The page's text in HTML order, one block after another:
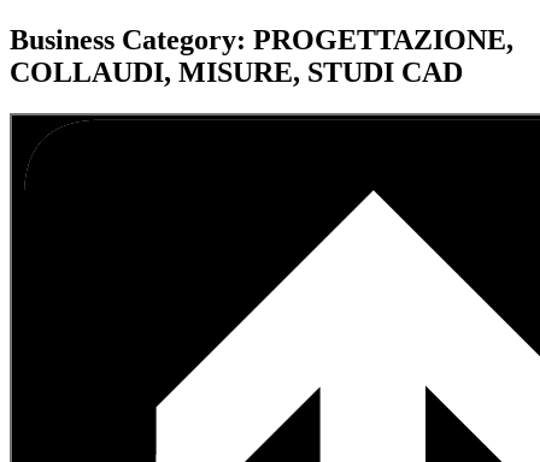
Business Category: PROGETTAZIONE,
COLLAUDI, MISURE, STUDI CAD